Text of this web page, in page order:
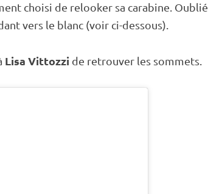
choisi de relooker sa carabine . Oublié
vers le blanc (voir ci-dessous).
Lisa Vittozzi de retrouver les sommets.